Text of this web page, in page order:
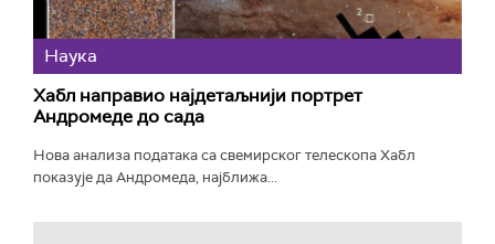
Наука
Хабл направио најдетаљнији портрет
Андромеде до сада
Нова анализа података са свемирског телескопа Хабл
показује да Андромеда, најближа...